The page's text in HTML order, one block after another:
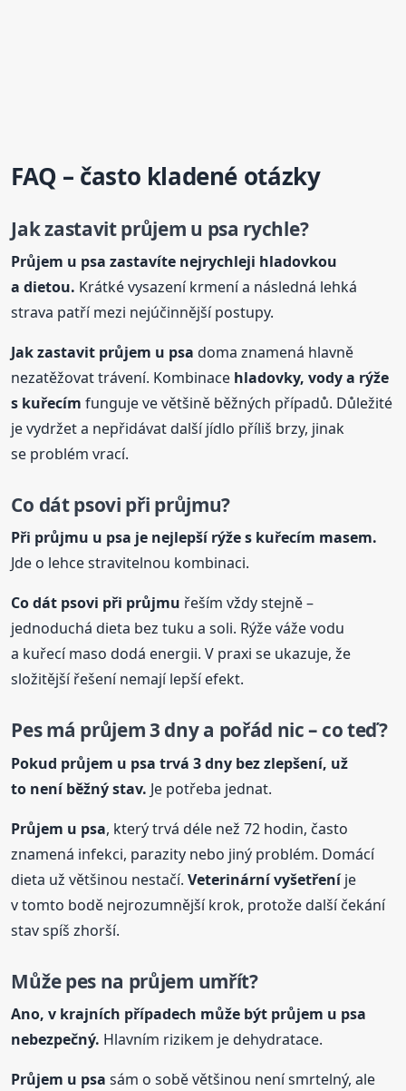
FAQ – často kladené otázky
Jak zastavit průjem u psa rychle?
Průjem u psa zastavíte nejrychleji hladovkou
a dietou. Krátké vysazení krmení a následná lehká
strava patří mezi nejúčinnější postupy.
Jak zastavit průjem u psa doma znamená hlavně
nezatěžovat trávení. Kombinace hladovky, vody a rýže
s kuřecím funguje ve většině běžných případů. Důležité
je vydržet a nepřidávat další jídlo příliš brzy, jinak
se problém vrací.
Co dát psovi při průjmu?
Při průjmu u psa je nejlepší rýže s kuřecím masem.
Jde o lehce stravitelnou kombinaci.
Co dát psovi při průjmu řeším vždy stejně –
jednoduchá dieta bez tuku a soli. Rýže váže vodu
a kuřecí maso dodá energii. V praxi se ukazuje, že
složitější řešení nemají lepší efekt.
Pes má průjem 3 dny a pořád nic – co teď?
Pokud průjem u psa trvá 3 dny bez zlepšení, už
to není běžný stav. Je potřeba jednat.
Průjem u psa, který trvá déle než 72 hodin, často
znamená infekci, parazity nebo jiný problém. Domácí
dieta už většinou nestačí.Veterinární vyšetřeníje
v tomto bodě nejrozumnější krok, protože další čekání
stav spíš zhorší.
Může pes na průjem umřít?
Ano, v krajních případech může být průjem u psa
nebezpečný. Hlavním rizikem je dehydratace.
Průjem u psa sám o sobě většinou není smrtelný, ale